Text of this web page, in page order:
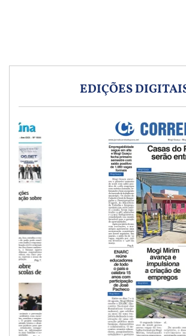
EDIÇÕES